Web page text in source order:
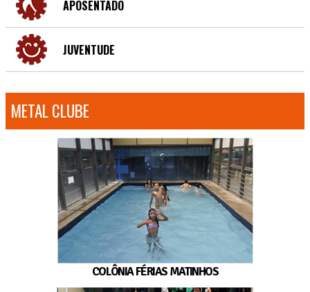
APOSENTADO
JUVENTUDE
METAL CLUBE
COLÔNIA FÉRIAS MATINHOS